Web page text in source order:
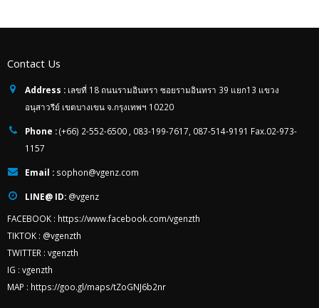
Contact Us
Address : เลขที่ 18 ถนนรามอินทรา ซอยรามอินทรา 39 แยก13 แขวง
อนุสาวรีย์ เขตบางเขน จ.กรุงเทพฯ 10220
Phone :(+66) 2-552-6500 , 083-199-7617, 087-514-9191 Fax.02-973-
1157
Email : sophon@vgenz.com
LINE@ ID: @vgenz
FACEBOOK : https://www.facebook.com/vgenzth
TIKTOK : @vgenzth
TWITTER : vgenzth
IG : vgenzth
MAP : https://goo.gl/maps/tZoGNJ6b2nr